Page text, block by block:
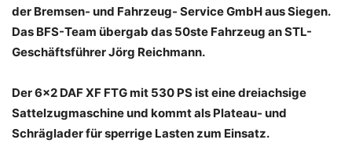
der Bremsen- und Fahrzeug- Service GmbH aus Siegen.
Das BFS-Team übergab das 50ste Fahrzeug an STL-
Geschäftsführer Jörg Reichmann.
Der 6×2 DAF XF FTG mit 530 PS ist eine dreiachsige
Sattelzugmaschine und kommt als Plateau- und
Schräglader für sperrige Lasten zum Einsatz.